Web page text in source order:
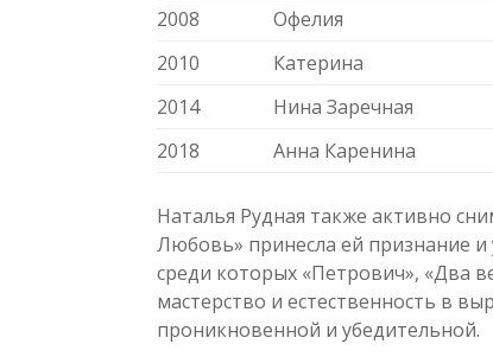
2008
Офелия
2010
Катерина
2014
Нина Заречная
2018
Анна Каренина
Наталья Рудная также активно
Любовь» принесла ей признание и
среди которых «Петрович», «Два
мастерство и естественность в
проникновенной и убедительной.